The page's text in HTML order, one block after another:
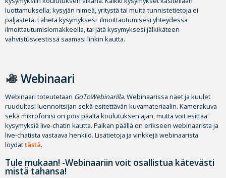
luottamuksella; kysyjän nimeä, yritystä tai muita tunnistetietoja ei
paljasteta. Lähetä kysymyksesi ilmoittautumisesi yhteydessä
ilmoittautumislomakkeella, tai jätä kysymyksesi jälkikäteen
vahvistusviestissä saamasi linkin kautta.
Webinaari
Webinaari toteutetaan GoToWebinarilla. Webinaarissa näet ja kuulet
ruudultasi luennoitsijan sekä esitettävän kuvamateriaalin. Kamerakuva
sekä mikrofonisi on pois päältä koulutuksen ajan, mutta voit esittää
kysymyksiä live-chatin kautta. Paikan päällä on erikseen webinaarista ja
live-chatista vastaava henkilö. Lisätietoja ja vinkkejä webinaarista
löydättästä.
Tule mukaan! -Webinaariin voit osallistua kätevästi
mistä tahansa!